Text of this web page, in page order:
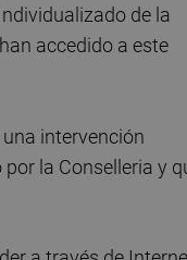
de la
accedido a este
intervención
la Conselleria y